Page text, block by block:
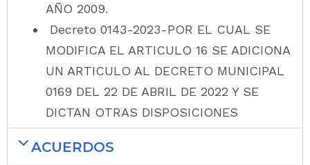
AÑO 2009.
Decreto 0143-2023-POR EL CUAL SE
MODIFICA EL ARTICULO 16 SE ADICIONA
UN ARTICULO AL DECRETO MUNICIPAL
0169 DEL 22 DE ABRIL DE 2022 Y SE
DICTAN OTRAS DISPOSICIONES
ACUERDOS